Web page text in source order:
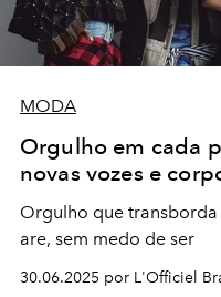
MODA
Orgulho em cada
novas vozes e
Orgulho que
are, sem medo de ser
30.06.2025 por L'Officiel